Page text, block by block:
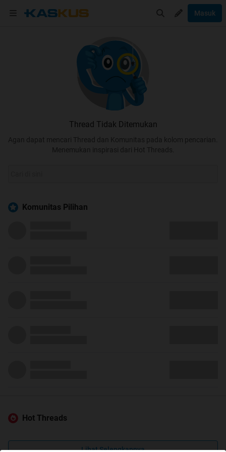
Masuk
Thread Tidak Ditemukan
Agan dapat mencari Thread dan Komunitas pada kolom pencarian.
Menemukan inspirasi dari Hot Threads.
Komunitas Pilihan
Hot Threads
Lihat Selengkapnya